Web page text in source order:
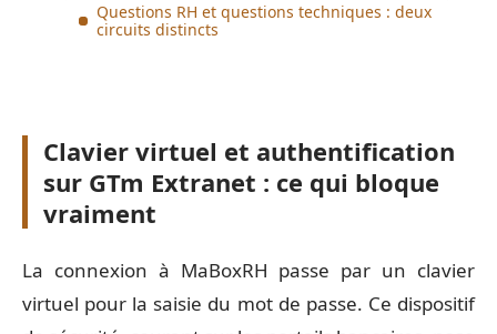
Questions RH et questions techniques : deux
circuits distincts
Clavier virtuel et authentification
sur GTm Extranet : ce qui bloque
vraiment
La connexion à MaBoxRH passe par un clavier
virtuel pour la saisie du mot de passe. Ce dispositif